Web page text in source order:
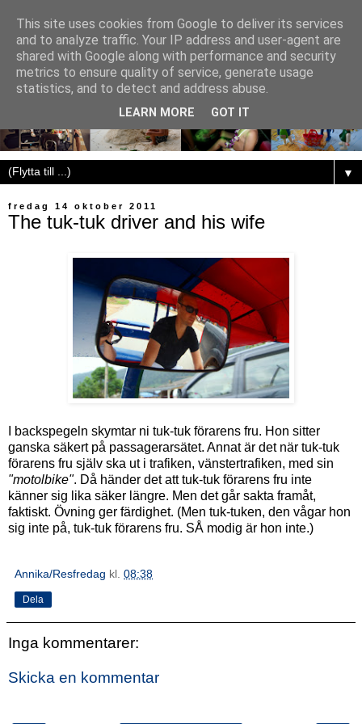
▼
fredag 14 oktober 2011
The tuk-tuk driver and his wife
I backspegeln skymtar ni tuk-tuk förarens fru. Hon sitter
ganska säkert på passagerarsätet. Annat är det när tuk-tuk
förarens fru själv ska ut i trafiken, vänstertrafiken, med sin
"motolbike". Då händer det att tuk-tuk förarens fru inte
känner sig lika säker längre. Men det går sakta framåt,
faktiskt. Övning ger färdighet. (Men tuk-tuken, den vågar hon
sig inte på, tuk-tuk förarens fru. SÅ modig är hon inte.)
Annika/Resfredag kl. 08:38
Dela
Inga kommentarer:
Skicka en kommentar
This site uses cookies from Google to deliver its services
and to analyze traffic. Your IP address and user-agent are
shared with Google along with performance and security
metrics to ensure quality of service, generate usage
statistics, and to detect and address abuse.
LEARN MORE GOT IT